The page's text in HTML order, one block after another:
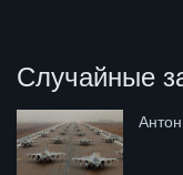
Случайные